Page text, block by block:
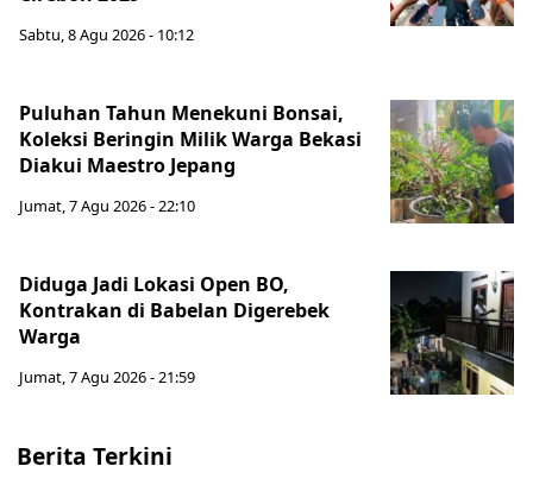
Sabtu, 8 Agu 2026 - 10:12
Puluhan Tahun Menekuni Bonsai,
Koleksi Beringin Milik Warga Bekasi
Diakui Maestro Jepang
Jumat, 7 Agu 2026 - 22:10
Diduga Jadi Lokasi Open BO,
Kontrakan di Babelan Digerebek
Warga
Jumat, 7 Agu 2026 - 21:59
Berita Terkini